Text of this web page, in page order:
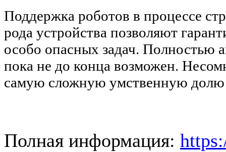
Поддержка роботов в процессе
рода устройства позволяют
особо опасных задач. Полностью
пока не до конца возможен.
самую сложную умственную долю
Полная информация: